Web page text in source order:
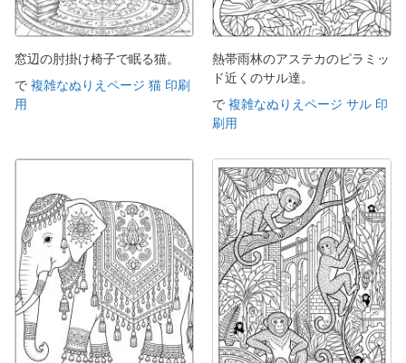
窓辺の肘掛け椅子で眠る猫。
で 複雑なぬりえページ 猫 印刷
用
熱帯雨林のアステカのピラミッ
ド近くのサル達。
で 複雑なぬりえページ サル 印
刷用